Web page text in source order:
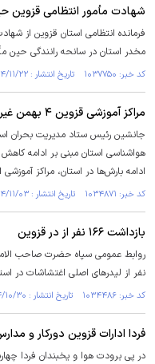
شهادت مأمور انتظامی قزوین
فرمانده انتظامی استان قزوین از
مخدر استان در سانحه رانندگی حین
کد خبر: ۱۰۳۷۷۵۰ تاریخ انتشار : ۱۴۰۴/۱۱/۲۲
مراکز آموزشی قزوین ۴ بهمن غیرحضوری شدند
جانشین رئیس ستاد مدیریت بحران
هواشناسی استان مبنی بر ادامه
ادامه بارش‌ها در استان، مراکز
کد خبر: ۱۰۳۴۸۷۱ تاریخ انتشار : ۱۴۰۴/۱۱/۰۳
بازداشت ۱۶۶ نفر از در قزوین
نفر از لیدرهای اصلی اغتشاشات در
کد خبر: ۱۰۳۴۴۸۶ تاریخ انتشار : ۱۴۰۴/۱۰/۳۰
فردا ادارات قزوین دورکار و
در پی برودت هوا و یخبندان فردا